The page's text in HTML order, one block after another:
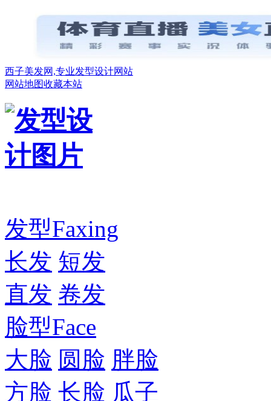
西子美发网,专业发型设计网站
网站地图收藏本站
发型Faxing
长发 短发
直发 卷发
脸型Face
大脸 圆脸 胖脸
方脸 长脸 瓜子